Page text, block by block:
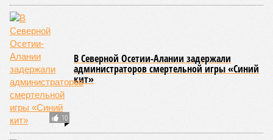
ФСБ пресекла
подготовку теракта
у здания
КОММЕНТАРИИ 0